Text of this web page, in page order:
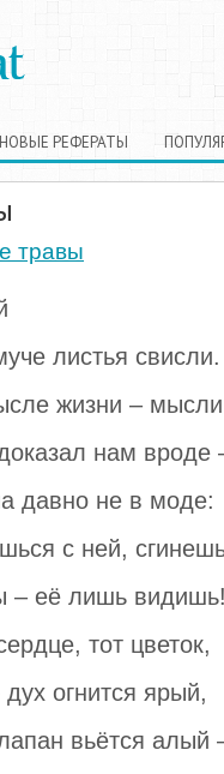
НОВЫЕ РЕФЕРАТЫ
травы
листья свисли.
жизни –
нам вроде
давно не в моде:
с ней,
– её лишь
тот цветок,
дух огнится ярый,
вьётся алый